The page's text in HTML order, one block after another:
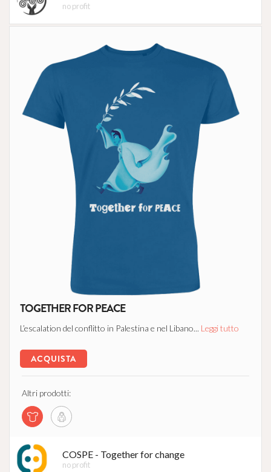
no profit
TOGETHER FOR PEACE
L’escalation del conflitto in Palestina e nel Libano... Leggi tutto
ACQUISTA
Altri prodotti:
COSPE - Together for change
no profit